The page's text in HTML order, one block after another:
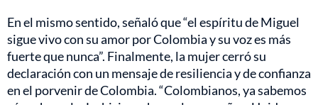
En el mismo sentido, señaló que “el espíritu de Miguel
sigue vivo con su amor por Colombia y su voz es más
fuerte que nunca”. Finalmente, la mujer cerró su
declaración con un mensaje de resiliencia y de confianza
en el porvenir de Colombia. “Colombianos, ya sabemos